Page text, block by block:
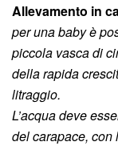
Allevamento in
per una baby è
piccola vasca di
della rapida
litraggio.
L’acqua deve
del carapace, con